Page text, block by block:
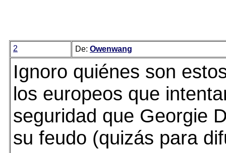
2 De: Owenwang
Ignoro quiénes son
los europeos que
seguridad que Georgie
su feudo (quizás para